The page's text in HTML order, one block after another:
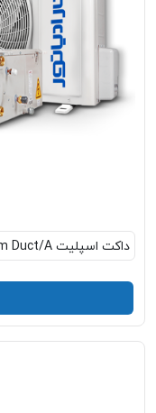
داکت اسپلیت IAC-24CH/Slim Duct/A